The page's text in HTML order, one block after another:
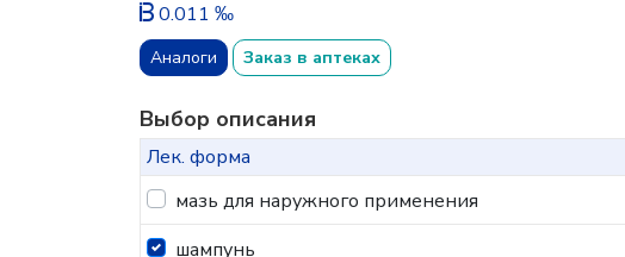
0.011 ‰
Аналоги Заказ в аптеках
Выбор описания
Лек. форма
мазь для наружного применения
шампунь